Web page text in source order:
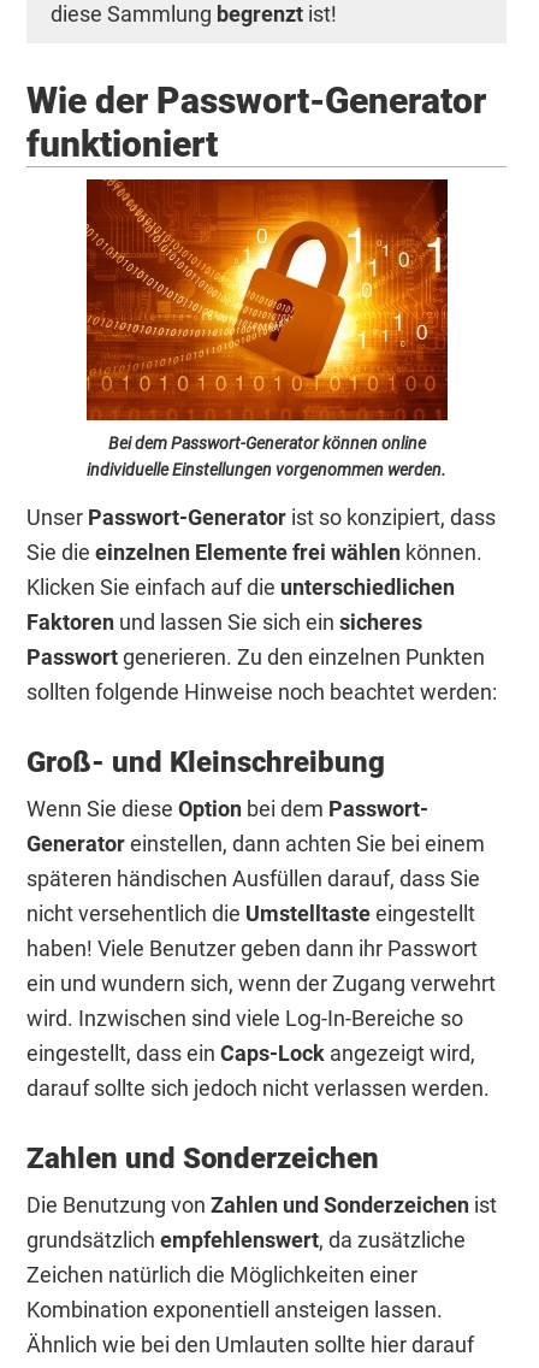
diese Sammlung begrenzt ist!
Wie der Passwort-Generator
funktioniert
Bei dem Passwort-Generator können online
individuelle Einstellungen vorgenommen werden.
Unser Passwort-Generator ist so konzipiert, dass
Sie dieeinzelnen Elemente frei wählen können.
Klicken Sie einfach auf die unterschiedlichen
Faktoren und lassen Sie sich einsicheres
Passwortgenerieren. Zu den einzelnen Punkten
sollten folgende Hinweise noch beachtet werden:
Groß- und Kleinschreibung
Wenn Sie dieseOption bei dem Passwort-
Generatoreinstellen, dann achten Sie bei einem
späteren händischen Ausfüllen darauf, dass Sie
nicht versehentlich die Umstelltasteeingestellt
haben! Viele Benutzer geben dann ihr Passwort
ein und wundern sich, wenn der Zugang verwehrt
wird. Inzwischen sind viele Log-In-Bereiche so
eingestellt, dass einCaps-Lock angezeigt wird,
darauf sollte sich jedoch nicht verlassen werden.
Zahlen und Sonderzeichen
Die Benutzung vonZahlen und Sonderzeichen ist
grundsätzlichempfehlenswert, da zusätzliche
Zeichen natürlich die Möglichkeiten einer
Kombination exponentiell ansteigen lassen.
Ähnlich wie bei den Umlauten sollte hier darauf